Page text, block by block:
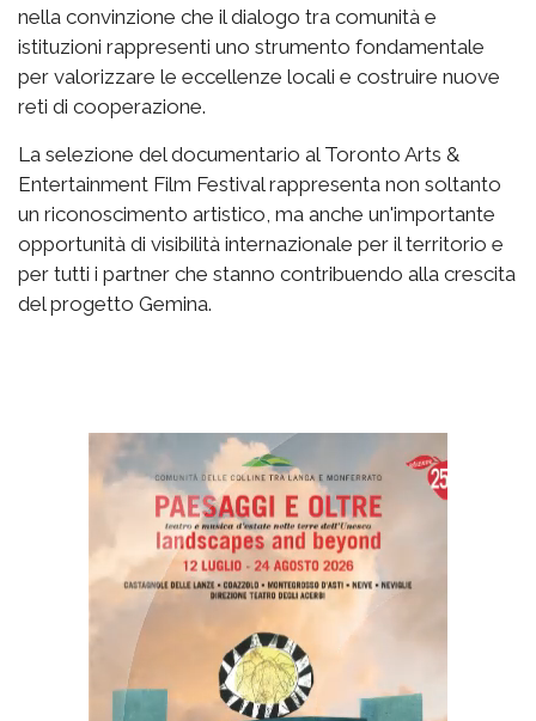
nella convinzione che il dialogo tra comunità e
istituzioni rappresenti uno strumento fondamentale
per valorizzare le eccellenze locali e costruire nuove
reti di cooperazione.
La selezione del documentario al Toronto Arts &
Entertainment Film Festival rappresenta non soltanto
un riconoscimento artistico, ma anche un'importante
opportunità di visibilità internazionale per il territorio e
per tutti i partner che stanno contribuendo alla crescita
del progetto Gemina.